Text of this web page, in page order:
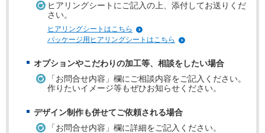
ヒアリングシートにご記入の上、添付してお送りくだ
さい。
ヒアリングシートはこちら
パッケージ用ヒアリングシートはこちら
オプションやこだわりの加工等、相談をしたい場合
「お問合せ内容」欄にご相談内容をご記入ください。
作りたいイメージ等もぜひお知らせください。
デザイン制作も併せてご依頼される場合
「お問合せ内容」欄に詳細をご記入ください。